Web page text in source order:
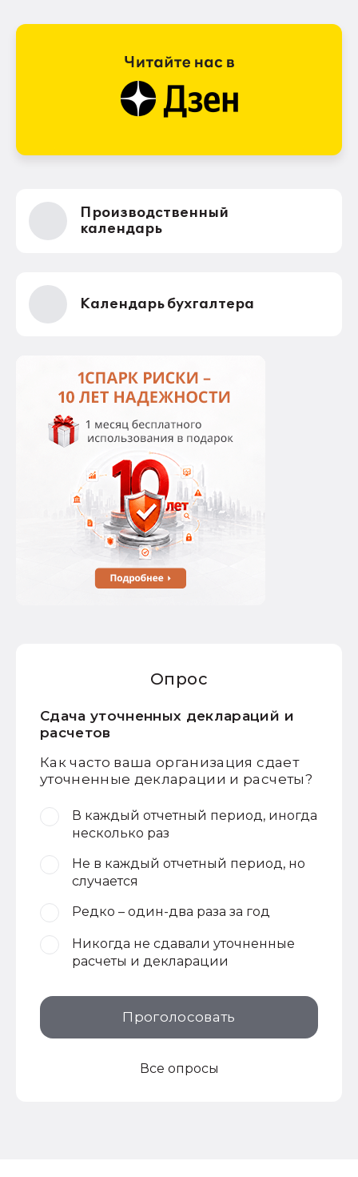
Производственный
календарь
Календарь бухгалтера
Опрос
Сдача уточненных деклараций и
расчетов
Как часто ваша организация сдает
уточненные декларации и расчеты?
В каждый отчетный период, иногда
несколько раз
Не в каждый отчетный период, но
случается
Редко – один-два раза за год
Никогда не сдавали уточненные
расчеты и декларации
Проголосовать
Все опросы